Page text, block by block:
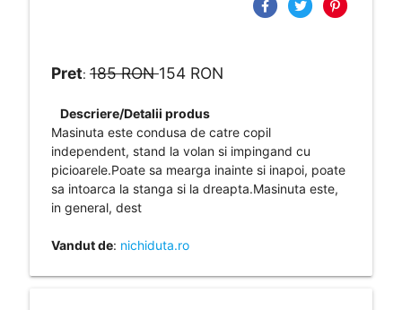
Pret: 185 RON154 RON
Descriere/Detalii produs
Masinuta este condusa de catre copil
independent, stand la volan si impingand cu
picioarele.Poate sa mearga inainte si inapoi, poate
sa intoarca la stanga si la dreapta.Masinuta este,
in general, dest
Vandut de: nichiduta.ro